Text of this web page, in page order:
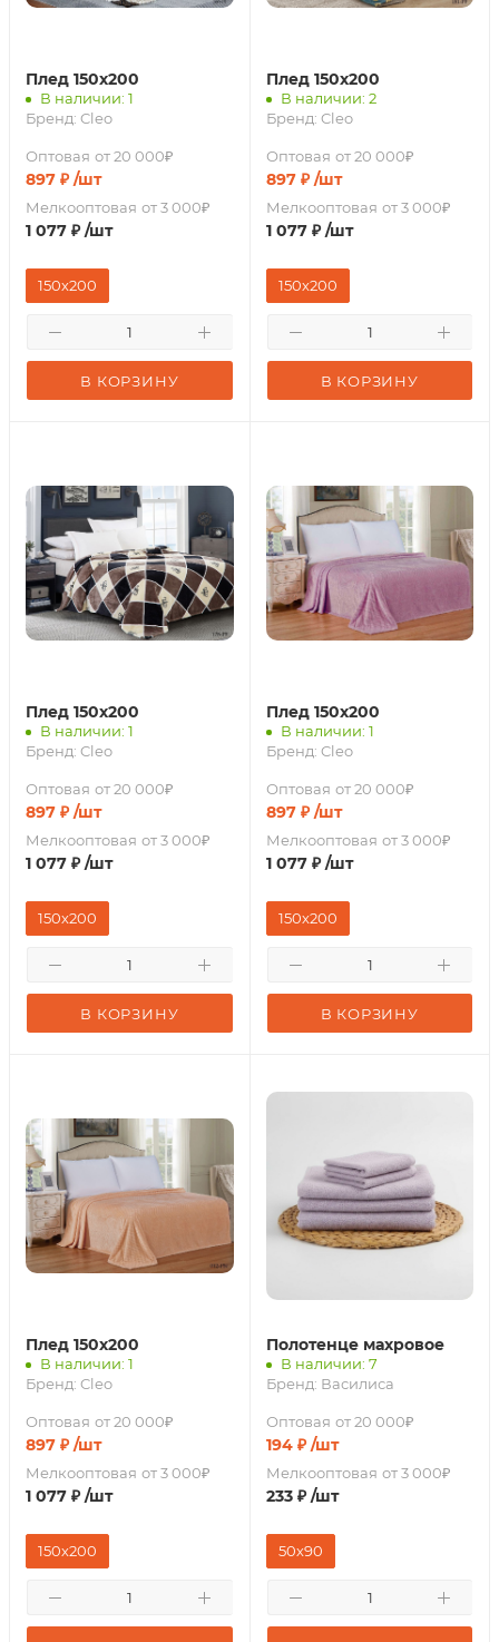
Плед 150х200
В наличии: 1
Бренд: Cleo
Оптовая от 20 000₽
897 ₽ /шт
Мелкооптовая от 3 000₽
1 077 ₽ /шт
В КОРЗИНУ
150х200
Плед 150х200
В наличии: 2
Бренд: Cleo
Оптовая от 20 000₽
897₽ /шт
Мелкооптовая от 3 000₽
1 077₽ /шт
В КОРЗИНУ
150х200
Плед 150х200
В наличии: 1
Бренд: Cleo
Оптовая от 20 000₽
897 ₽ /шт
Мелкооптовая от 3 000₽
1 077 ₽ /шт
В КОРЗИНУ
150х200
Плед 150х200
В наличии: 1
Бренд: Cleo
Оптовая от 20 000₽
897₽ /шт
Мелкооптовая от 3 000₽
1 077₽ /шт
В КОРЗИНУ
150х200
Плед 150х200
В наличии: 1
Бренд: Cleo
Оптовая от 20 000₽
897 ₽ /шт
Мелкооптовая от 3 000₽
1 077 ₽ /шт
150х200
Полотенце махровое
В наличии: 7
Бренд: Василиса
Оптовая от 20 000₽
194₽ /шт
Мелкооптовая от 3 000₽
233₽ /шт
50х90